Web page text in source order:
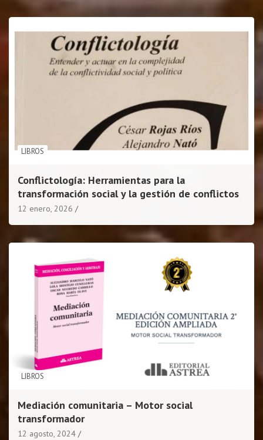
LIBROS
Conflictología: Herramientas para la
transformación social y la gestión de conflictos
12 enero, 2026
LIBROS
Mediación comunitaria – Motor social
transformador
12 agosto, 2024